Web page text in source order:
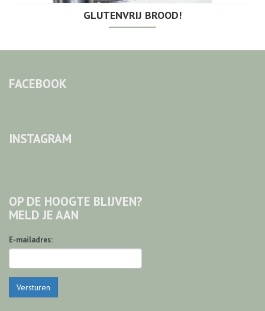
GLUTENVRIJ BROOD!
FACEBOOK
INSTAGRAM
OP DE HOOGTE BLIJVEN?
MELD JE AAN
E-mailadres:
Versturen